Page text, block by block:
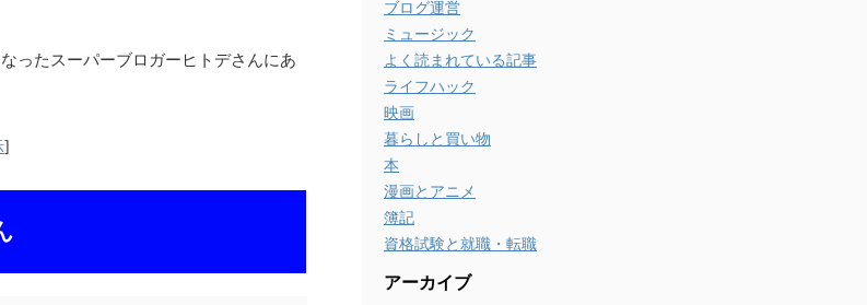
ったスーパーブロガーヒトデさんにあ
]
ブログ運営
ミュージック
よく読まれている記事
ライフハック
映画
暮らしと買い物
本
漫画とアニメ
簿記
資格試験と就職・転職
アーカイブ